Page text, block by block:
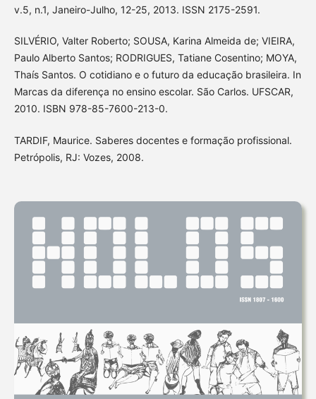
v.5, n.1, Janeiro-Julho, 12-25, 2013. ISSN 2175-2591.
SILVÉRIO, Valter Roberto; SOUSA, Karina Almeida de; VIEIRA,
Paulo Alberto Santos; RODRIGUES, Tatiane Cosentino; MOYA,
Thaís Santos. O cotidiano e o futuro da educação brasileira. In
Marcas da diferença no ensino escolar. São Carlos. UFSCAR,
2010. ISBN 978-85-7600-213-0.
TARDIF, Maurice. Saberes docentes e formação profissional.
Petrópolis, RJ: Vozes, 2008.